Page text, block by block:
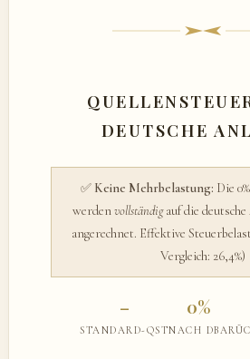
DEUTSCHE
✅ Keine Mehrbelastung: Die
werdenvollständigauf die
angerechnet. Effektive
Vergleich: 26,4%)
–
STANDARD-QST
0%
NACH DBA